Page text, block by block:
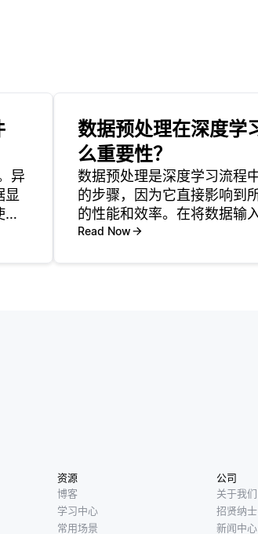
异
显
数据预处理在深度学
么重要性？
数据预处理是深度学习流程
的步骤，因为它直接影响到
的性能和效率。在将数据输
模型之前，必须对数据进行
Read Now
资源
博客
学习中心
常用场景
公司
关于我们
招贤纳士
新闻中心